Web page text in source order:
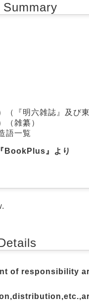
『明六雑誌』及び東
雑纂）
語一覧
BookPlus』より
of responsibility